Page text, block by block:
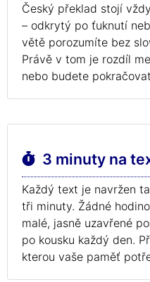
Český překlad stojí
– odkrytý po ťuknutí
větě porozumíte bez
Právě v tom je rozdíl
nebo budete
3 minuty na
Každý text je navržen
tři minuty. Žádné
malé, jasně uzavřené
po kousku každý den.
kterou vaše paměť